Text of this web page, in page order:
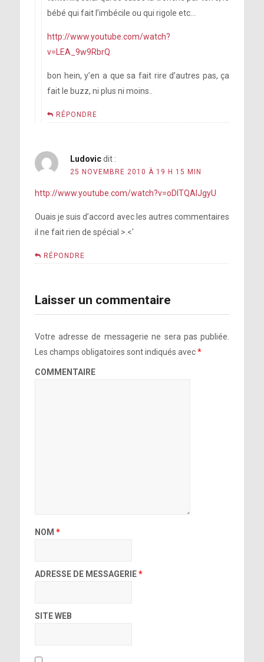
bébé qui fait l’imbécile ou qui rigole etc…
http://www.youtube.com/watch?
v=LEA_9w9RbrQ
bon hein, y’en a que sa fait rire d’autres pas, ça
fait le buzz, ni plus ni moins..
RÉPONDRE
Ludovic dit :
25 NOVEMBRE 2010 À 19 H 15 MIN
http://www.youtube.com/watch?v=oDITQAlJgyU
Ouais je suis d’accord avec les autres commentaires
il ne fait rien de spécial >.<'
RÉPONDRE
Laisser un commentaire
Votre adresse de messagerie ne sera pas publiée.
Les champs obligatoires sont indiqués avec*
COMMENTAIRE
NOM *
ADRESSE DE MESSAGERIE*
SITE WEB